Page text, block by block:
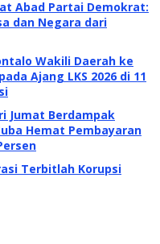
Abad Partai Demokrat:
dan Negara dari
Wakili Daerah ke
Ajang LKS 2026 di 11
Jumat Berdampak
Hemat Pembayaran
Terbitlah Korupsi